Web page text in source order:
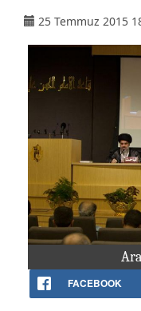
25 Temmuz 2015
FACEBOOK